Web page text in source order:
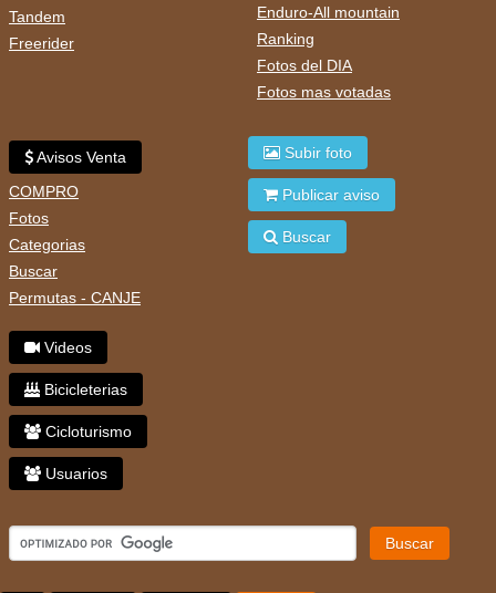
Tandem
Freerider
Enduro-All mountain
Ranking
Fotos del DIA
Fotos mas votadas
Avisos Venta
COMPRO
Fotos
Categorias
Buscar
Permutas - CANJE
Videos
Bicicleterias
Cicloturismo
Usuarios
Subir foto
Publicar aviso
Buscar
Buscar